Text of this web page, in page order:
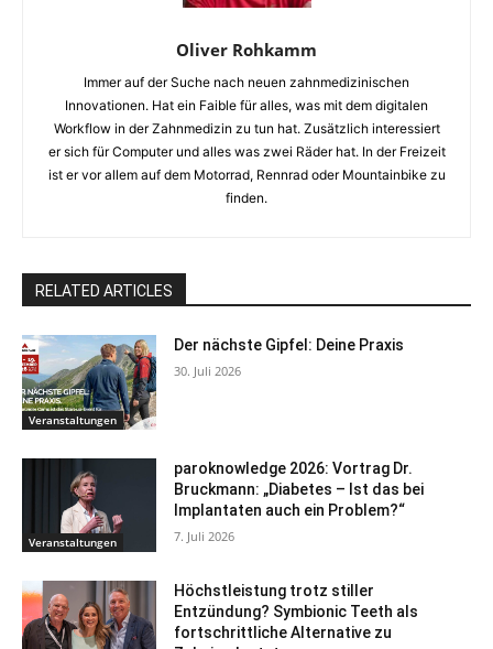
Oliver Rohkamm
Immer auf der Suche nach neuen zahnmedizinischen
Innovationen. Hat ein Faible für alles, was mit dem digitalen
Workflow in der Zahnmedizin zu tun hat. Zusätzlich interessiert
er sich für Computer und alles was zwei Räder hat. In der Freizeit
ist er vor allem auf dem Motorrad, Rennrad oder Mountainbike zu
finden.
RELATED ARTICLES
Veranstaltungen
Der nächste Gipfel: Deine Praxis
30. Juli 2026
Veranstaltungen
paroknowledge 2026: Vortrag Dr.
Bruckmann: „Diabetes – Ist das bei
Implantaten auch ein Problem?“
7. Juli 2026
Höchstleistung trotz stiller
Entzündung? Symbionic Teeth als
fortschrittliche Alternative zu